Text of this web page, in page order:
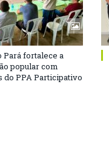
Pará fortalece a
popular com
do PPA Participativo